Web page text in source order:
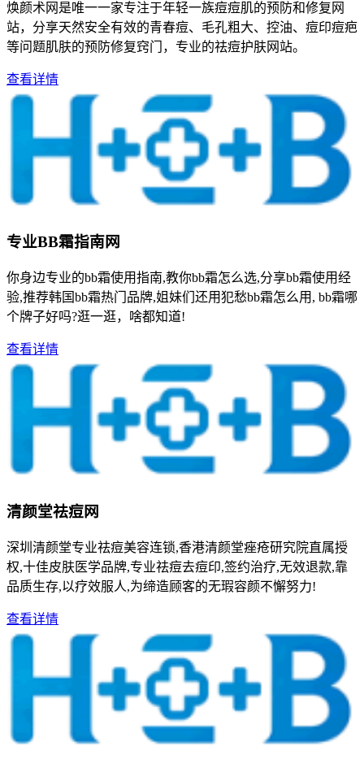
焕颜术网是唯一一家专注于年轻一族痘痘肌的预防和修复网
站，分享天然安全有效的青春痘、毛孔粗大、控油、痘印痘疤
等问题肌肤的预防修复窍门，专业的祛痘护肤网站。
查看详情
专业BB霜指南网
你身边专业的bb霜使用指南,教你bb霜怎么选,分享bb霜使用经
验,推荐韩国bb霜热门品牌,姐妹们还用犯愁bb霜怎么用, bb霜哪
个牌子好吗?逛一逛，啥都知道!
查看详情
清颜堂祛痘网
深圳清颜堂专业祛痘美容连锁,香港清颜堂痤疮研究院直属授
权,十佳皮肤医学品牌,专业祛痘去痘印,签约治疗,无效退款,靠
品质生存,以疗效服人,为缔造顾客的无瑕容颜不懈努力!
查看详情